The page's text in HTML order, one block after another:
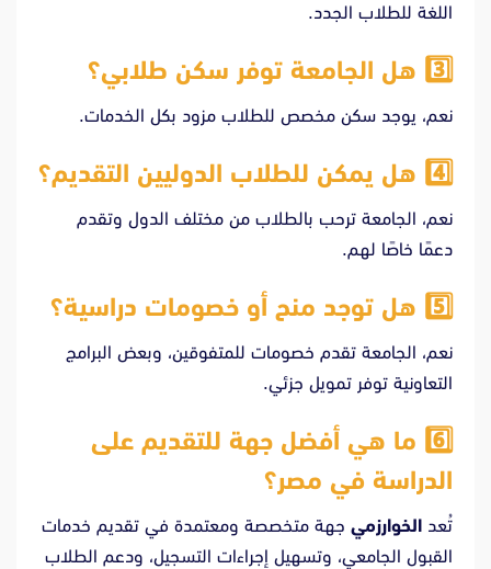
اللغة للطلاب الجدد.
3️⃣ هل الجامعة توفر سكن طلابي؟
نعم، يوجد سكن مخصص للطلاب مزود بكل الخدمات.
4️⃣ هل يمكن للطلاب الدوليين التقديم؟
نعم، الجامعة ترحب بالطلاب من مختلف الدول وتقدم
دعمًا خاصًا لهم.
5️⃣ هل توجد منح أو خصومات دراسية؟
نعم، الجامعة تقدم خصومات للمتفوقين، وبعض البرامج
التعاونية توفر تمويل جزئي.
6️⃣ ما هي أفضل جهة للتقديم على
الدراسة في مصر؟
تُعد الخوارزمي جهة متخصصة ومعتمدة في تقديم خدمات
القبول الجامعي، وتسهيل إجراءات التسجيل، ودعم الطلاب